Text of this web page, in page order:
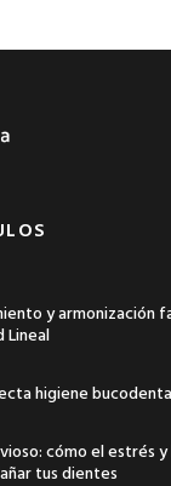
y armonización
Lineal
higiene
cómo el estrés
tus dientes